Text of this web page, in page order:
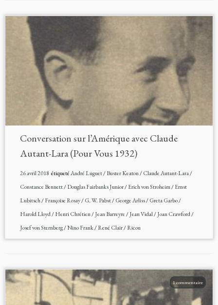
Conversation sur l’Amérique avec Claude
Autant-Lara (Pour Vous 1932)
26 avril 2018 étiquetéAndré Luguet/Buster Keaton/Claude Autant-Lara/
Constance Bennett/Douglas Fairbanks Junior/Erich von Stroheim/Ernst
Lubitsch/Françoise Rosay/G. W. Pabst/George Arliss/Greta Garbo/
Harold Lloyd/Henri Chrétien/Jean Barreyre/Jean Vidal/Joan Crawford/
Josef von Sternberg/Nino Frank/René Clair/Ricou
1 commentaire